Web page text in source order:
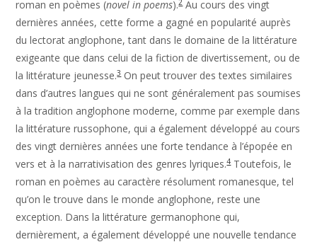
roman en poèmes (novel in poems). Au cours des vingt
dernières années, cette forme a gagné en popularité auprès
du lectorat anglophone, tant dans le domaine de la littérature
exigeante que dans celui de la fiction de divertissement, ou de
la littérature jeunesse.3On peut trouver des textes similaires
dans d’autres langues qui ne sont généralement pas soumises
à la tradition anglophone moderne, comme par exemple dans
la littérature russophone, qui a également développé au cours
des vingt dernières années une forte tendance à l’épopée en
vers et à la narrativisation des genres lyriques.4Toutefois, le
roman en poèmes au caractère résolument romanesque, tel
qu’on le trouve dans le monde anglophone, reste une
exception. Dans la littérature germanophone qui,
dernièrement, a également développé une nouvelle tendance